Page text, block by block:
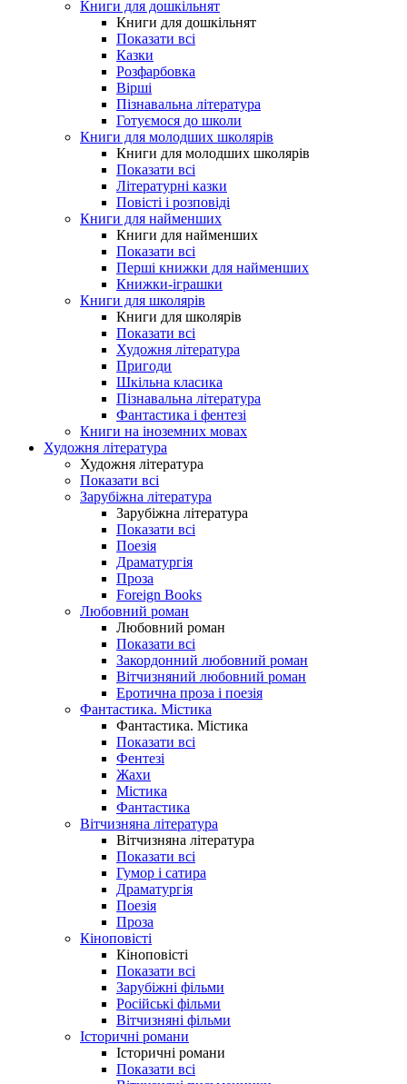
Книги для дошкільнят
Книги для дошкільнят
Показати всі
Казки
Розфарбовка
Вірші
Пізнавальна література
Готуємося до школи
Книги для молодших школярів
Книги для молодших школярів
Показати всі
Літературні казки
Повісті і розповіді
Книги для найменших
Книги для найменших
Показати всі
Перші книжки для найменших
Книжки-іграшки
Книги для школярів
Книги для школярів
Показати всі
Художня література
Пригоди
Шкільна класика
Пізнавальна література
Фантастика і фентезі
Книги на іноземних мовах
Художня література
Художня література
Показати всі
Зарубіжна література
Зарубіжна література
Показати всі
Поезія
Драматургія
Проза
Foreign Books
Любовний роман
Любовний роман
Показати всі
Закордонний любовний роман
Вітчизняний любовний роман
Еротична проза і поезія
Фантастика. Містика
Фантастика. Містика
Показати всі
Фентезі
Жахи
Містика
Фантастика
Вітчизняна література
Вітчизняна література
Показати всі
Гумор і сатира
Драматургія
Поезія
Проза
Кіноповісті
Кіноповісті
Показати всі
Зарубіжні фільми
Російські фільми
Вітчизняні фільми
Історичні романи
Історичні романи
Показати всі